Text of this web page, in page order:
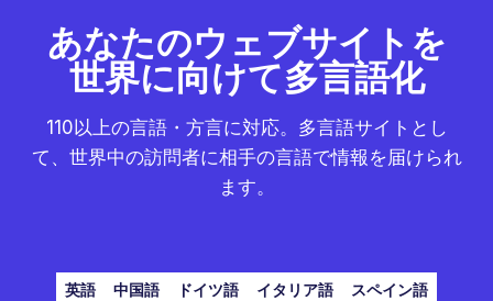
あなたのウェブサイトを
世界に向けて多言語化
110以上の言語・方言に対応。多言語サイトとし
て、世界中の訪問者に相手の言語で情報を届けられ
ます。
英語 中国語 ドイツ語 イタリア語
スペイン語